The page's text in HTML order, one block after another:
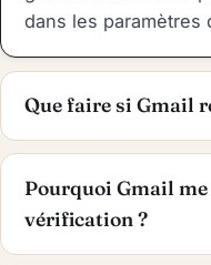
dans les paramètres
Que faire si Gmail
Pourquoi Gmail me
vérification ?